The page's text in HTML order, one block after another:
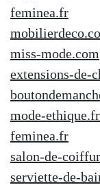
feminea.fr
miss-mode.com
extensions-de-
mode-ethique.fr
feminea.fr
salon-de-
serviette-de-